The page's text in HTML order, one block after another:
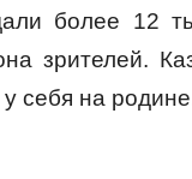
более 12
зрителей.
себя на